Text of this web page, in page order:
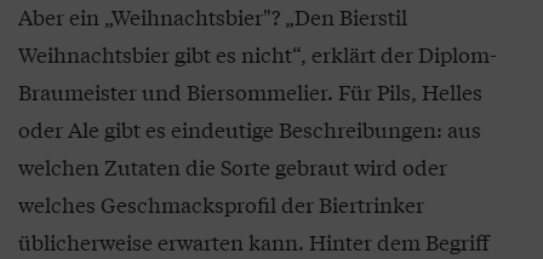
Aber ein „Weihnachtsbier"? „Den Bierstil
Weihnachtsbier gibt es nicht“, erklärt der Diplom-
Braumeister und Biersommelier. Für Pils, Helles
oder Ale gibt es eindeutige Beschreibungen: aus
welchen Zutaten die Sorte gebraut wird oder
welches Geschmacksprofil der Biertrinker
üblicherweise erwarten kann. Hinter dem Begriff